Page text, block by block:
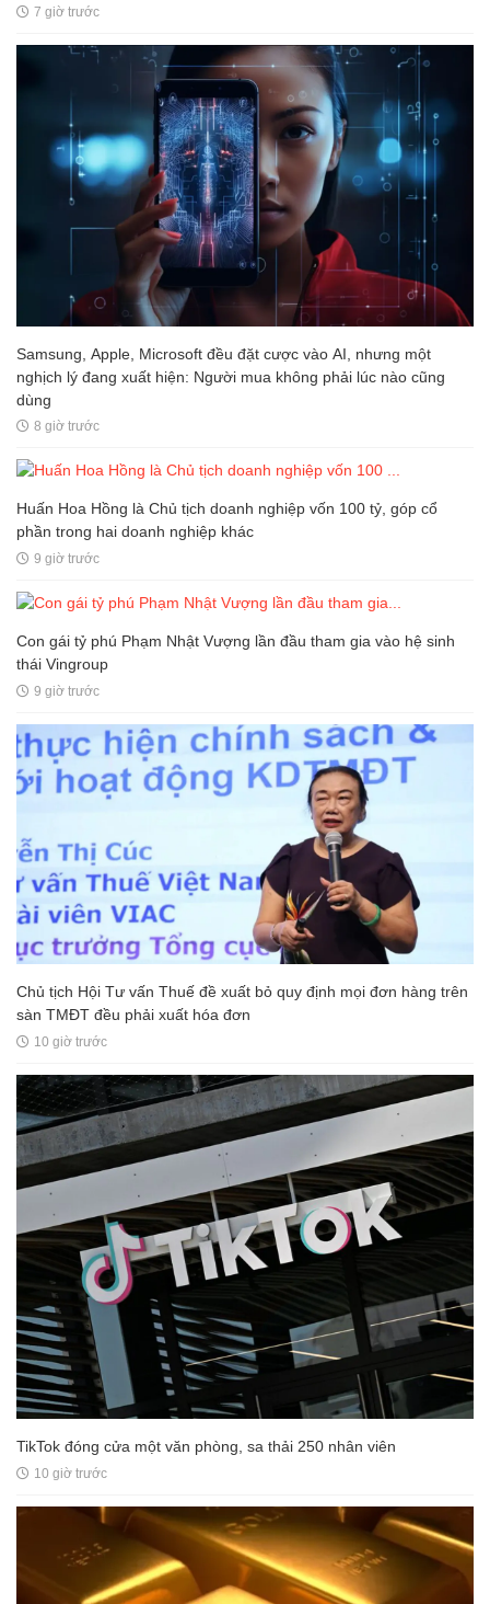
7 giờ trước
Samsung, Apple, Microsoft đều đặt cược vào AI, nhưng một
nghịch lý đang xuất hiện: Người mua không phải lúc nào cũng
dùng
8 giờ trước
Huấn Hoa Hồng là Chủ tịch doanh nghiệp vốn 100 tỷ, góp cổ
phần trong hai doanh nghiệp khác
9 giờ trước
Con gái tỷ phú Phạm Nhật Vượng lần đầu tham gia vào hệ sinh
thái Vingroup
9 giờ trước
Chủ tịch Hội Tư vấn Thuế đề xuất bỏ quy định mọi đơn hàng trên
sàn TMĐT đều phải xuất hóa đơn
10 giờ trước
TikTok đóng cửa một văn phòng, sa thải 250 nhân viên
10 giờ trước